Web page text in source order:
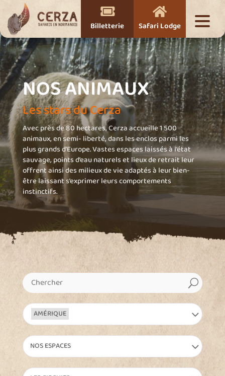

Billetterie

Safari Lodge
NOS ANIMAUX
Les stars du Cerza
Avec près de 80 hectares, Cerza accueille 1 500
animaux, en semi- liberté, dans les enclos parmi les
plus grands d’Europe. Vastes espaces laissés à l’état
sauvage, points d’eau naturels et lieux de retrait leur
offrent ainsi des milieux de vie adaptés à leur bien-
être laissant s’exprimer leurs comportements
instinctifs.
U
AMÉRIQUE
NOS ESPACES